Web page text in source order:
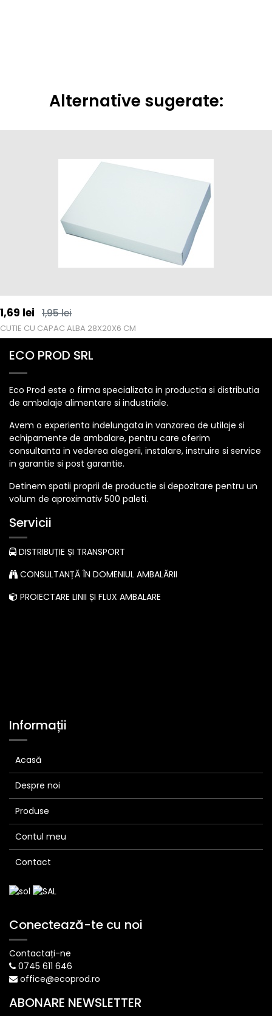
Alternative sugerate:
1,69 lei 1,95lei
CUTIE CU CAPAC ALBA 28X20X6 CM
ECO PROD SRL
Eco Prod este o firma specializata in productia si distributia
de ambalaje alimentare si industriale.
Avem o experienta indelungata in vanzarea de utilaje si
echipamente de ambalare, pentru care oferim
consultanta in vederea alegerii, instalare, instruire si service
in garantie si post garantie.
Detinem spatii proprii de productie si depozitare pentru un
volum de aproximativ 500 paleti.
Servicii
DISTRIBUȚIE ȘI TRANSPORT
CONSULTANȚĂ ÎN DOMENIUL AMBALĂRII
PROIECTARE LINII ȘI FLUX AMBALARE
Informații
Acasă
Despre noi
Produse
Contul meu
Contact
Conectează-te cu noi
Contactați-ne
0745 611 646
office@ecoprod.ro
ABONARE NEWSLETTER